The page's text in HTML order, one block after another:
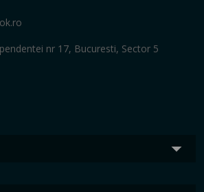
nr 17, Bucuresti, Sector 5